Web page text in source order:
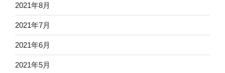
2021年8月
2021年7月
2021年6月
2021年5月